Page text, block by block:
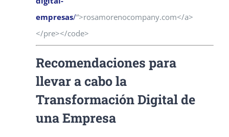
empresas/“>rosamorenocompany.com</a>
</pre></code>
Recomendaciones para
llevar a cabo la
Transformación Digital de
una Empresa